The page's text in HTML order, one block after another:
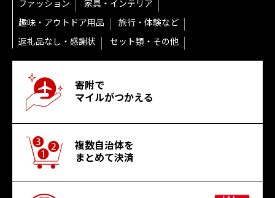
ファッション
家具・インテリア
趣味・アウトドア用品
旅行・体験など
返礼品なし・感謝状
セット類・その他
寄附で
マイルがつかえる
複数自治体を
まとめて決済